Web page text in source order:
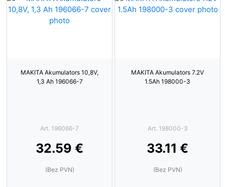
MAKITA Akumulators 10,8V,
1,3 Ah 196066-7
Art. 196066-7
32.59 €
(Bez PVN)
MAKITA Akumulators 7.2V
1.5Ah 198000-3
Art. 198000-3
33.11 €
(Bez PVN)